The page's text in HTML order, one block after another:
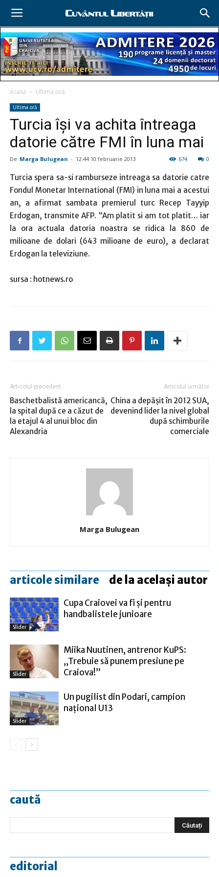
Acasă Ultima oră
Ultima oră
Turcia îşi va achita întreaga
datorie către FMI în luna mai
De Marga Bulugean - 12:44 10 februarie 2013 0
674
Turcia spera sa-si ramburseze intreaga sa datorie catre
Fondul Monetar International (FMI) in luna mai a acestui
an, a afirmat sambata premierul turc Recep Tayyip
Erdogan, transmite AFP. “Am platit si am tot platit… iar
la ora actuala datoria noastra se ridica la 860 de
milioane de dolari (643 milioane de euro), a declarat
Erdogan la televiziune.
sursa : hotnews.ro
Articolul precedent
Baschetbalistă americancă,
la spital după ce a căzut de
la etajul 4 al unui bloc din
Alexandria
Articolul următor
China a depăşit în 2012 SUA,
devenind lider la nivel global
după schimburile
comerciale
Marga Bulugean
articole similare de la același autor
Slider
Cupa Craiovei va fi şi pentru
handbalistele junioare
Slider
Miika Nuutinen, antrenor KuPS:
„Trebuie să punem presiune pe
Craiova!”
Slider
Un pugilist din Podari, campion
naţional U13
caută
editorial